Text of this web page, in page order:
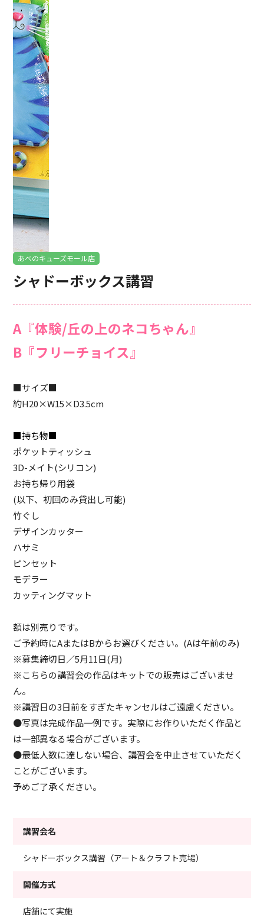
あべのキューズモール店
シャドーボックス講習
A『体験/丘の上のネコちゃん』
B『フリーチョイス』
■サイズ■
約H20×W15×D3.5cm
■持ち物■
ポケットティッシュ
3D-メイト(シリコン)
お持ち帰り用袋
(以下、初回のみ貸出し可能)
竹ぐし
デザインカッター
ハサミ
ピンセット
モデラー
カッティングマット
額は別売りです。
ご予約時にAまたはBからお選びください。(Aは午前のみ)
※募集締切日／5月11日(月)
※こちらの講習会の作品はキットでの販売はございませ
ん。
※講習日の3日前をすぎたキャンセルはご遠慮ください。
●写真は完成作品一例です。実際にお作りいただく作品と
は一部異なる場合がございます。
●最低人数に達しない場合、講習会を中止させていただく
ことがございます。
予めご了承ください。
講習会名
シャドーボックス講習（アート＆クラフト売場）
開催方式
店舗にて実施